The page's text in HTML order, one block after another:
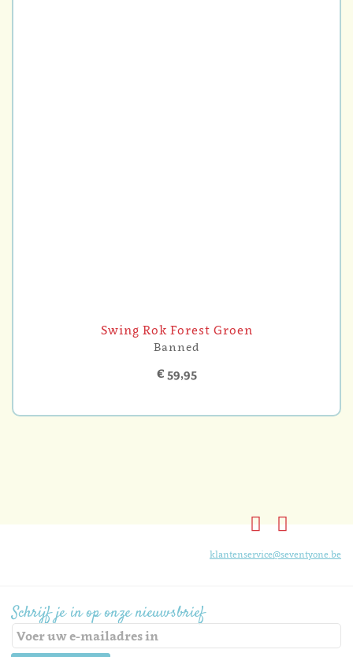
Swing Rok Forest Groen
Banned
€ 59,95
Schrijf je in op onze nieuwsbrief
klantenservice@seventyone.be